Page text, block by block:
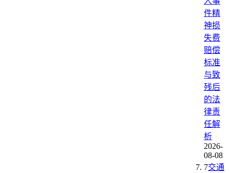
件精
神损
失费
赔偿
标准
与致
残后
的法
律责
任解
析
2026-
08-08
7交通